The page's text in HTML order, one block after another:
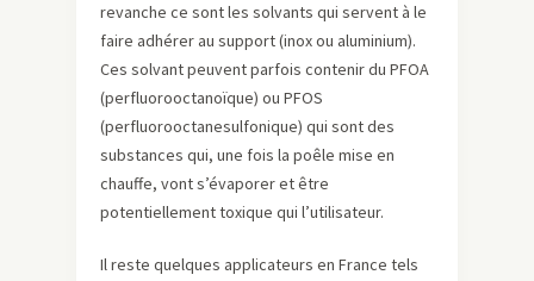
revanche ce sont les solvants qui servent à le
faire adhérer au support (inox ou aluminium).
Ces solvant peuvent parfois contenir du PFOA
(perfluorooctanoïque) ou PFOS
(perfluorooctanesulfonique) qui sont des
substances qui, une fois la poêle mise en
chauffe, vont s’évaporer et être
potentiellement toxique qui l’utilisateur.
Il reste quelques applicateurs en France tels